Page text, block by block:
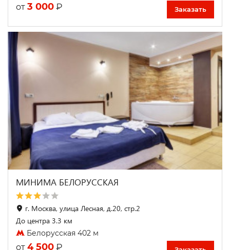
от 3 000 ₽ Заказать
МИНИМА БЕЛОРУССКАЯ
г. Москва, улица Лесная, д.20, стр.2
До центра 3.3 км
Белорусская 402 м
от 4 500 ₽